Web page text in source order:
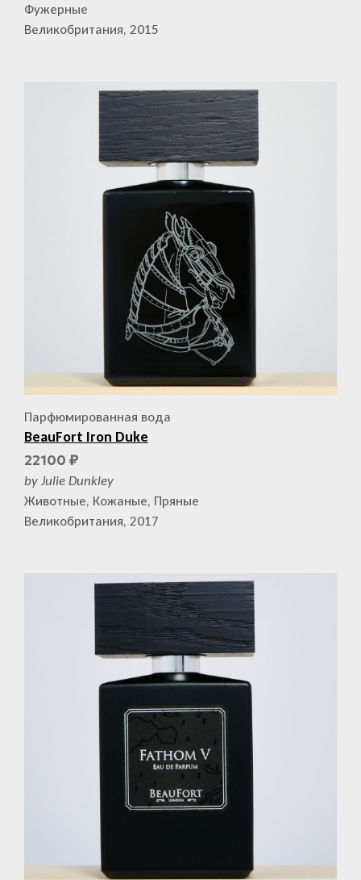
Фужерные
Великобритания, 2015
Парфюмированная вода
BeauFort Iron Duke
22100 ₽
by Julie Dunkley
Животные, Кожаные, Пряные
Великобритания, 2017